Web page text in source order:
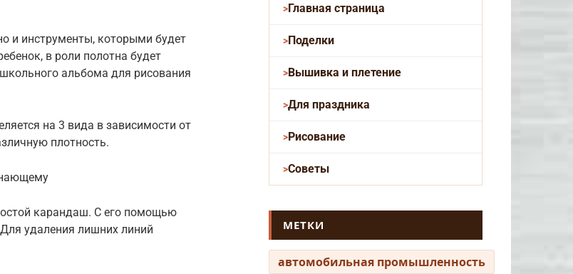
и инструменты, которыми будет
в роли полотна будет
альбома для рисования
на 3 вида в зависимости от
плотность.
карандаш. С его помощью
удаления лишних линий
Главная страница
Поделки
Вышивка и плетение
Для праздника
Рисование
Советы
МЕТКИ
автомобильная промышленность